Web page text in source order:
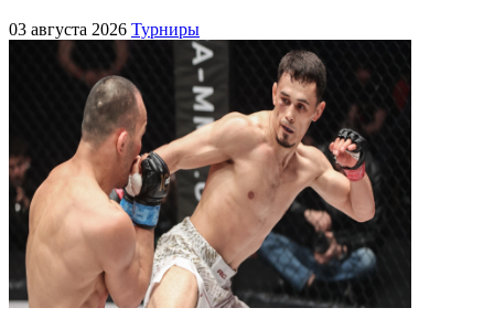
03 августа 2026 Турниры